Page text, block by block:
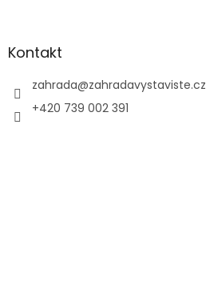
Kontakt
zahrada@zahradavystaviste.cz
+420 739 002 391